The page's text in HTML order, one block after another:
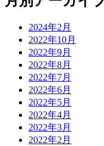
2024年2月
2022年10月
2022年9月
2022年8月
2022年7月
2022年6月
2022年5月
2022年4月
2022年3月
2022年2月